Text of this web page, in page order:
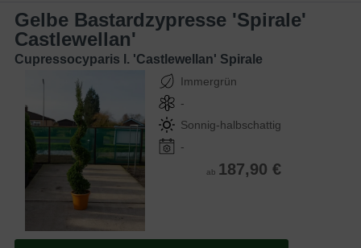
Gelbe Bastardzypresse 'Spirale'
Castlewellan'
Cupressocyparis l. 'Castlewellan' Spirale
Immergrün
-
Sonnig-halbschattig
-
ab 187,90 €